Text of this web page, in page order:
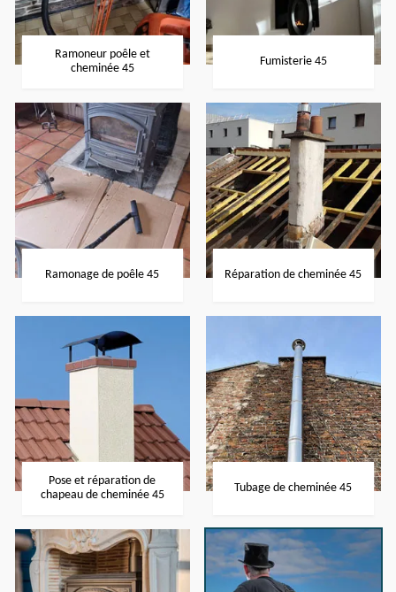
Ramoneur poêle et
cheminée 45
Fumisterie 45
Ramonage de poêle 45 Réparation de cheminée 45
Pose et réparation de
chapeau de cheminée 45
Tubage de cheminée 45